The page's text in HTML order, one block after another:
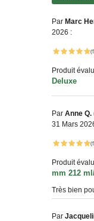
Par Marc
2026 :
Produit
Deluxe
Par Anne Q.
31 Mars
Produit
mm 212
Très bien
Par